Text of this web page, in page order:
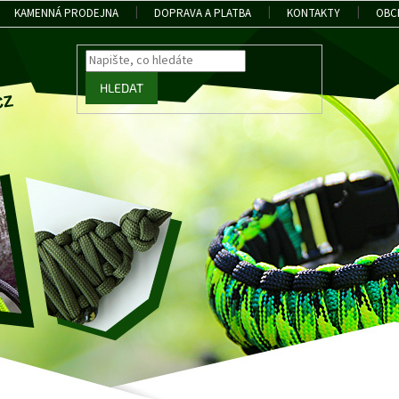
KAMENNÁ PRODEJNA DOPRAVA A PLATBA KONTAKTY
HLEDAT